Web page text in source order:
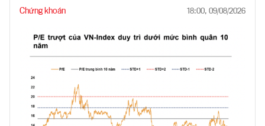
Chứng khoán 18:00, 09/08/2026